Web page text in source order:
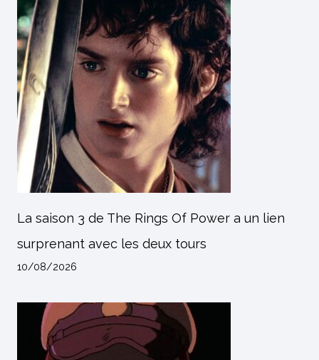
La saison 3 de The Rings Of Power a un lien
surprenant avec les deux tours
10/08/2026